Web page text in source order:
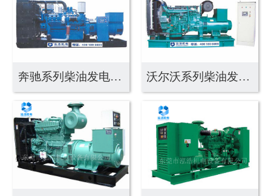
奔驰系列柴油发电机组 沃尔沃系列柴油发电机...